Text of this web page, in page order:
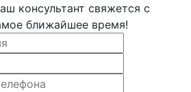
консультант свяжется с
ближайшее время!